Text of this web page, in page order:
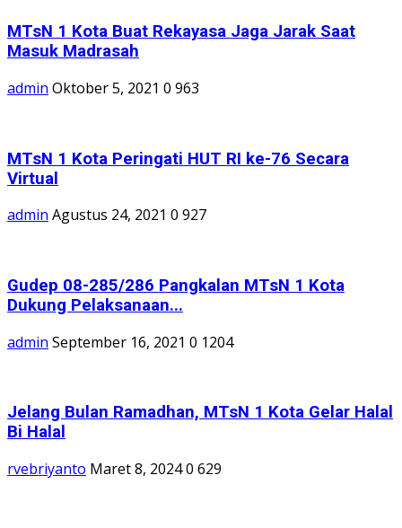
MTsN 1 Kota Buat Rekayasa Jaga Jarak Saat
Masuk Madrasah
admin Oktober 5, 2021 0 963
MTsN 1 Kota Peringati HUT RI ke-76 Secara
Virtual
admin Agustus 24, 2021 0 927
Gudep 08-285/286 Pangkalan MTsN 1 Kota
Dukung Pelaksanaan...
admin September 16, 2021 0 1204
Jelang Bulan Ramadhan, MTsN 1 Kota Gelar Halal
Bi Halal
rvebriyanto Maret 8, 20240 629